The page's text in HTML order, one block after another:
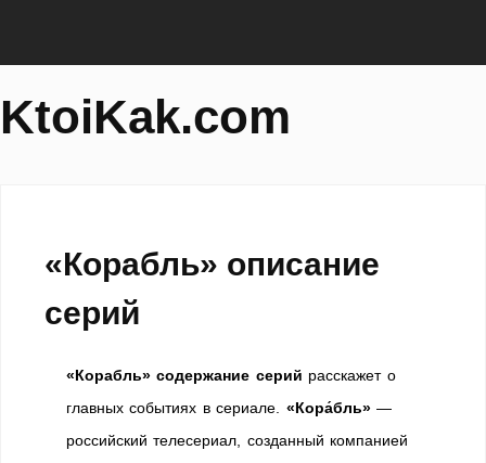
KtoiKak.com
«Корабль» описание
серий
«Корабль» содержание серий расскажет о
главных событиях в сериале. «Кора́бль»—
российский телесериал, созданный компанией